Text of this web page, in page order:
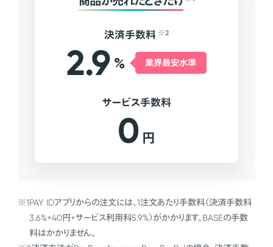
決済手数料 ※2
2.9 % 業界最安水準
サービス手数料
0 円
※1PAY IDアプリからの注文には、1注文あたり手数料（決済手数料
3.6%+40円+サービス利用料5.9%）がかかります。BASEの手数
料はかかりません。